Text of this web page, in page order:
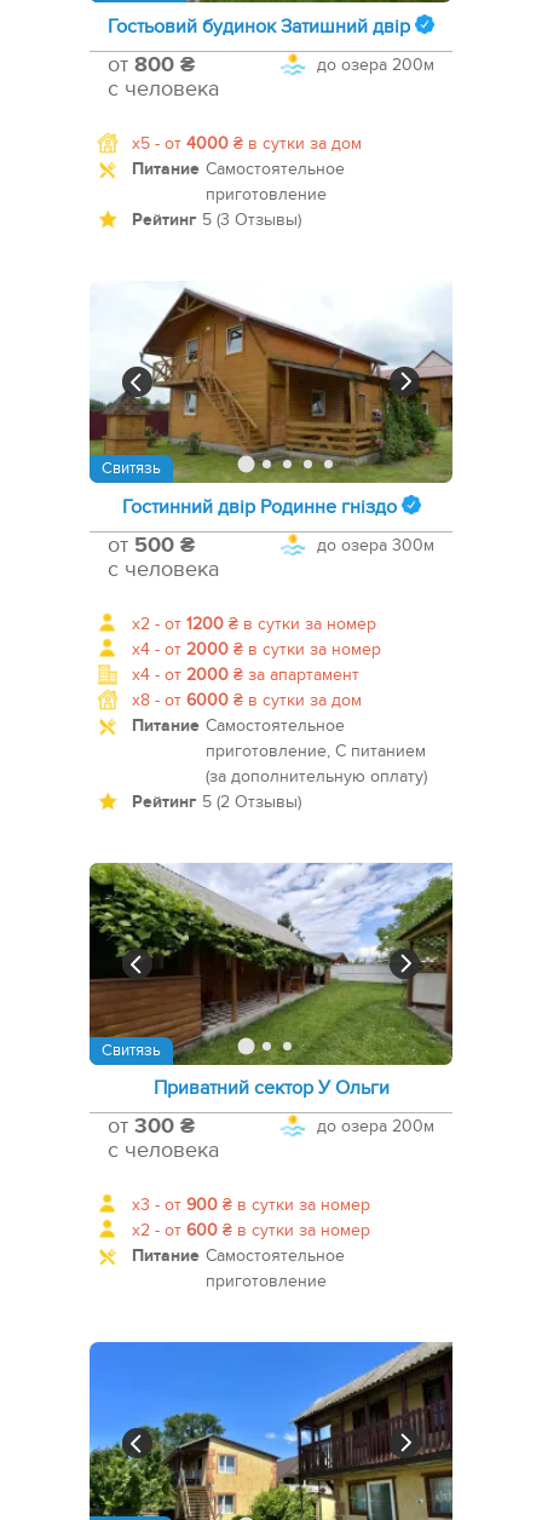
Гостьовий будинок Затишний двір
до озера 200м
от 800 ₴
с человека
x5 - от 4000 ₴ в сутки за дом
Питание Самостоятельное
приготовление
Рейтинг 5 (3 Отзывы)
Свитязь
Гостинний двір Родинне гніздо
до озера 300м
от 500 ₴
с человека
x2 - от 1200 ₴ в сутки за номер
x4 - от 2000 ₴ в сутки за номер
x4 - от 2000 ₴ за апартамент
x8 - от 6000 ₴ в сутки за дом
Питание Самостоятельное
приготовление, С питанием
(за дополнительную оплату)
Рейтинг 5 (2 Отзывы)
Свитязь
Приватний сектор У Ольги
до озера 200м
от 300 ₴
с человека
x3 - от 900 ₴ в сутки за номер
x2 - от 600 ₴ в сутки за номер
Питание Самостоятельное
приготовление